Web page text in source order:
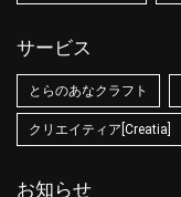
サービス
とらのあなクラフト
クリエイティア[Creatia]
お知らせ